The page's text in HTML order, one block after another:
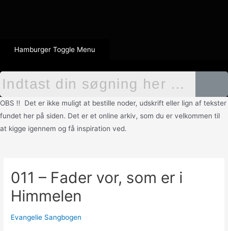
Hamburger Toggle Menu
OBS !! Det er ikke muligt at bestille noder, udskrift eller lign af tekster
fundet her på siden. Det er et online arkiv, som du er velkommen til
at kigge igennem og få inspiration ved.
011 – Fader vor, som er i
Himmelen
Evangelie Sangbogen